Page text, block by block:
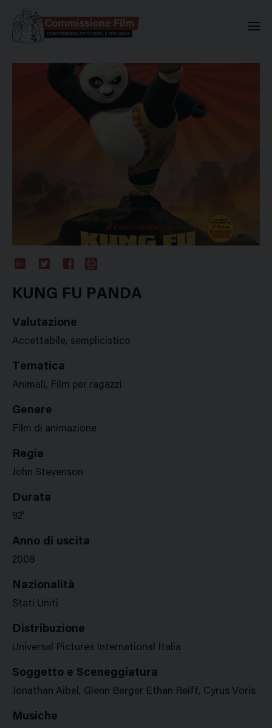
Plus
KUNG FU PANDA
Valutazione
Accettabile, semplicistico
Tematica
Animali, Film per ragazzi
Genere
Film di animazione
Regia
John Stevenson
Durata
92'
Anno di uscita
2008
Nazionalità
Stati Uniti
Distribuzione
Universal Pictures International Italia
Soggetto e Sceneggiatura
Jonathan Aibel, Glenn Berger Ethan Reiff, Cyrus Voris
Musiche